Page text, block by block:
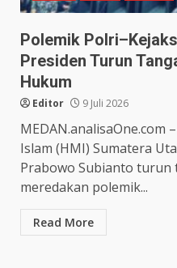
Polemik
Presiden Turun
Hukum
Editor 9 Juli 2026
MEDAN.analisaOne.com
Islam (HMI) Sumatera
Prabowo Subianto turun
meredakan polemik...
Read More